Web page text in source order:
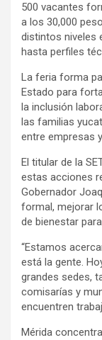
500 vacantes
a los 30,000
distintos niveles
hasta perfiles
La feria forma
Estado para
la inclusión
las familias
entre empresas
El titular de la
estas acciones
Gobernador
formal, mejorar
de bienestar
“Estamos
está la gente.
grandes sedes,
comisarías y
encuentren
Mérida